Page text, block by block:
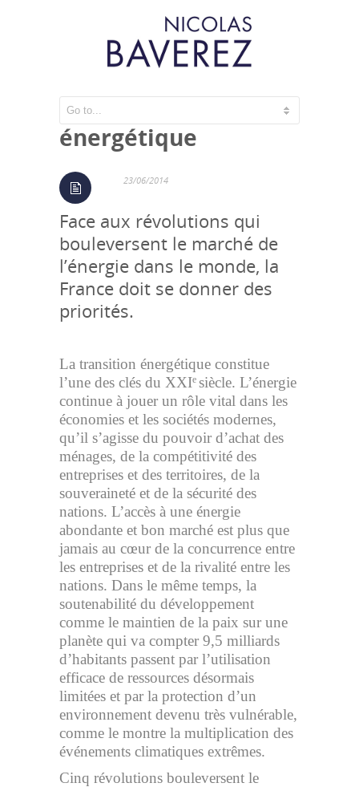
La loi de croissance
énergétique
23/06/2014
Face aux révolutions qui
bouleversent le marché de
l’énergie dans le monde, la
France doit se donner des
priorités.
La transition énergétique constitue
l’une des clés du XXIe siècle. L’énergie
continue à jouer un rôle vital dans les
économies et les sociétés modernes,
qu’il s’agisse du pouvoir d’achat des
ménages, de la compétitivité des
entreprises et des territoires, de la
souveraineté et de la sécurité des
nations. L’accès à une énergie
abondante et bon marché est plus que
jamais au cœur de la concurrence entre
les entreprises et de la rivalité entre les
nations. Dans le même temps, la
soutenabilité du développement
comme le maintien de la paix sur une
planète qui va compter 9,5 milliards
d’habitants passent par l’utilisation
efficace de ressources désormais
limitées et par la protection d’un
environnement devenu très vulnérable,
comme le montre la multiplication des
événements climatiques extrêmes.
Cinq révolutions bouleversent le